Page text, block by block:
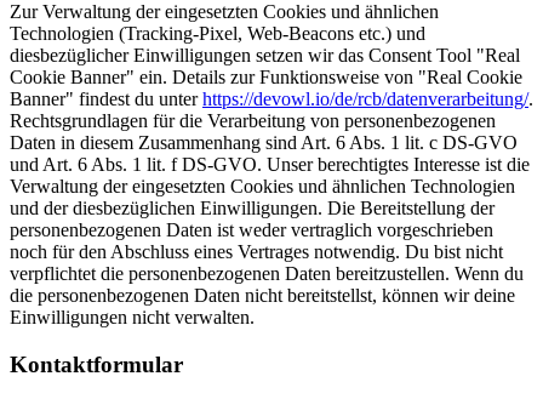
Zur Verwaltung der eingesetzten Cookies und ähnlichen
Technologien (Tracking-Pixel, Web-Beacons etc.) und
diesbezüglicher Einwilligungen setzen wir das Consent Tool "Real
Cookie Banner" ein. Details zur Funktionsweise von "Real Cookie
Banner" findest du unterhttps://devowl.io/de/rcb/datenverarbeitung/.
Rechtsgrundlagen für die Verarbeitung von personenbezogenen
Daten in diesem Zusammenhang sind Art. 6 Abs. 1 lit. c DS-GVO
und Art. 6 Abs. 1 lit. f DS-GVO. Unser berechtigtes Interesse ist die
Verwaltung der eingesetzten Cookies und ähnlichen Technologien
und der diesbezüglichen Einwilligungen. Die Bereitstellung der
personenbezogenen Daten ist weder vertraglich vorgeschrieben
noch für den Abschluss eines Vertrages notwendig. Du bist nicht
verpflichtet die personenbezogenen Daten bereitzustellen. Wenn du
die personenbezogenen Daten nicht bereitstellst, können wir deine
Einwilligungen nicht verwalten.
Kontaktformular